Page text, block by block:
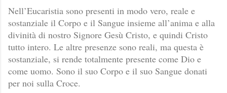
Nell’Eucaristia sono presenti in modo vero, reale e
sostanziale il Corpo e il Sangue insieme all’anima e alla
divinità di nostro Signore Gesù Cristo, e quindi Cristo
tutto intero. Le altre presenze sono reali, ma questa è
sostanziale, si rende totalmente presente come Dio e
come uomo. Sono il suo Corpo e il suo Sangue donati
per noi sulla Croce.